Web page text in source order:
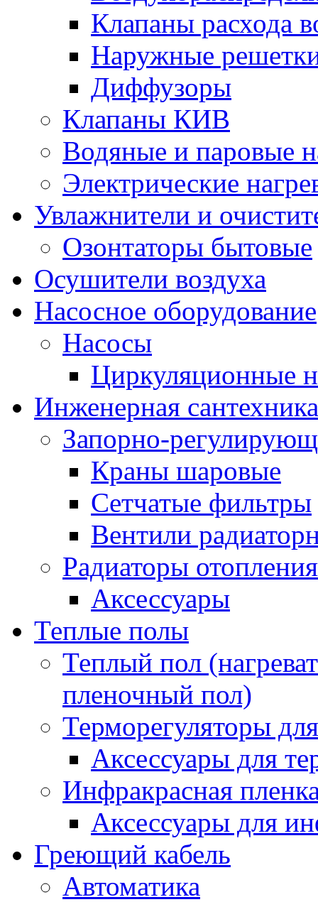
Клапаны расхода
Наружные
Диффузоры
Клапаны КИВ
Водяные и паровые
Электрические
Увлажнители и
Озонтаторы бытовые
Осушители воздуха
Насосное оборудование
Насосы
Циркуляционные
Инженерная сантехника
Запорно-
Краны шаровые
Сетчатые фильтры
Вентили
Радиаторы отопления
Аксессуары
Теплые полы
Теплый пол
пленочный пол)
Терморегуляторы
Аксессуары для
Инфракрасная
Аксессуары для
Греющий кабель
Автоматика